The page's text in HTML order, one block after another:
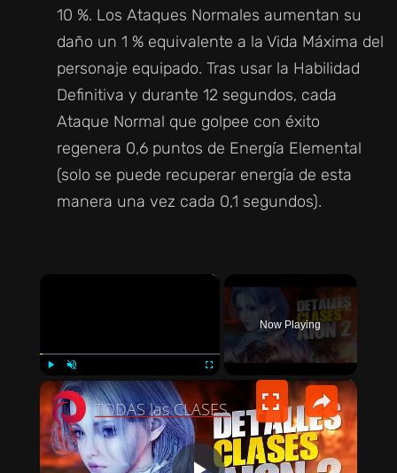
10 %. Los Ataques Normales aumentan su
daño un 1 % equivalente a la Vida Máxima del
personaje equipado. Tras usar la Habilidad
Definitiva y durante 12 segundos, cada
Ataque Normal que golpee con éxito
regenera 0,6 puntos de Energía Elemental
(solo se puede recuperar energía de esta
manera una vez cada 0,1 segundos).
×
PLAY UNMUTE
Now Playing
×
TODAS las CLASES DE AION 2 explicadas: ¿Cuál es la mejor?